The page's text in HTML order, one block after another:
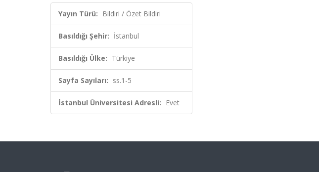
Yayın Türü: Bildiri / Özet Bildiri
Basıldığı Şehir: İstanbul
Basıldığı Ülke: Türkiye
Sayfa Sayıları: ss.1-5
İstanbul Üniversitesi Adresli: Evet